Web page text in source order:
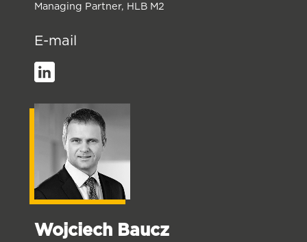
Managing Partner, HLB M2
E-mail
Wojciech Baucz